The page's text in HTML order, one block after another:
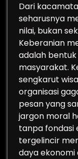
Dari
seharusnya
nilai, bukan
Keberanian
adalah
masyarakat.
sengkarut
organisasi
pesan yang
jargon moral
tanpa fondasi
tergelincir
daya ekonomi